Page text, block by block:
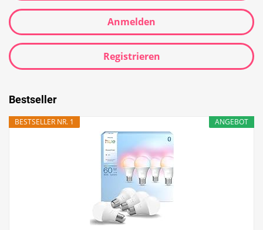
Anmelden
Registrieren
Bestseller
ANGEBOT
BESTSELLER NR. 1